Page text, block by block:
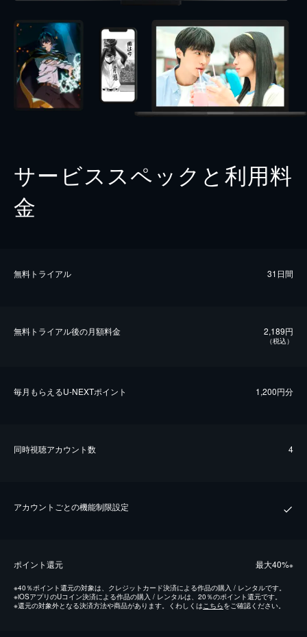
サービススペックと利用料
金
無料トライアル 31日間
無料トライアル後の⽉額料金 2,189円
（税込）
毎⽉もらえるU-NEXTポイント 1,200円分
同時視聴アカウント数 4
アカウントごとの機能制限設定
ポイント還元 最⼤40%※
※40％ポイント還元の対象は、クレジットカード決済による作品の購入 / レンタルです。
※iOSアプリのUコイン決済による作品の購入 / レンタルは、20％のポイント還元です。
※還元の対象外となる決済方法や商品があります。くわしくはこちらをご確認ください。